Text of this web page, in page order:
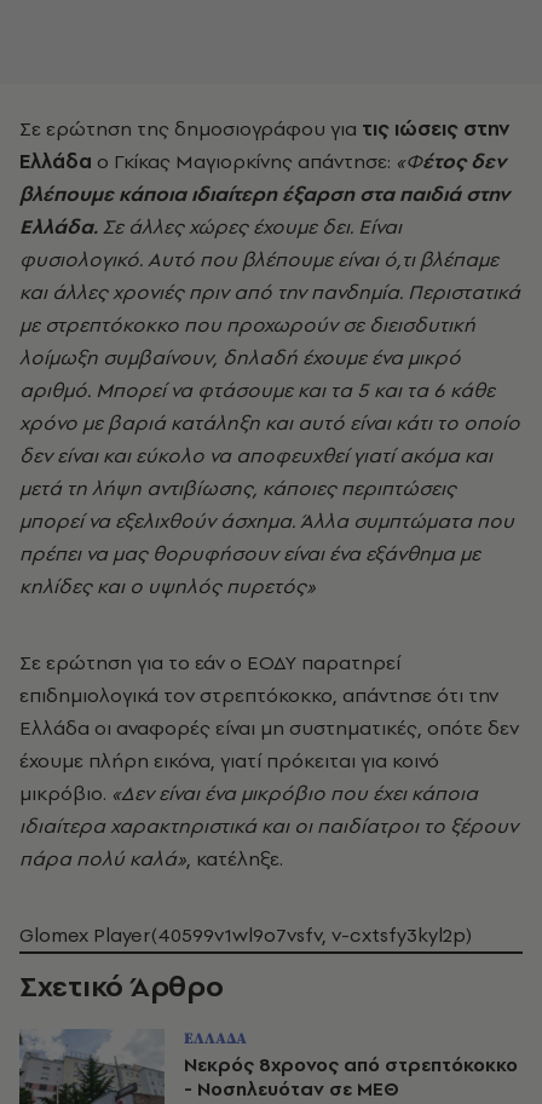
Σε ερώτηση της δημοσιογράφου για τις ιώσεις στην
Ελλάδα ο Γκίκας Μαγιορκίνης απάντησε: «Φέτος δεν
βλέπουμε κάποια ιδιαίτερη έξαρση στα παιδιά στην
Ελλάδα.Σε άλλες χώρες έχουμε δει. Είναι
φυσιολογικό.Αυτό που βλέπουμε είναι ό,τι βλέπαμε
και άλλες χρονιές πριν από την πανδημία. Περιστατικά
με στρεπτόκοκκο που προχωρούν σε διεισδυτική
λοίμωξη συμβαίνουν, δηλαδή έχουμε ένα μικρό
αριθμό. Μπορεί να φτάσουμε και τα 5 και τα 6 κάθε
χρόνο με βαριά κατάληξη και αυτό είναι κάτι το οποίο
δεν είναι και εύκολο να αποφευχθεί γιατί ακόμα και
μετά τη λήψη αντιβίωσης, κάποιες περιπτώσεις
μπορεί να εξελιχθούν άσχημα. Άλλα συμπτώματα που
πρέπει να μας θορυφήσουν είναι ένα εξάνθημα με
κηλίδες και ο υψηλός πυρετός»
Σε ερώτηση για το εάν ο ΕΟΔΥ παρατηρεί
επιδημιολογικά τον στρεπτόκοκκο, απάντησε ότι την
Ελλάδα οι αναφορές είναι μη συστηματικές, οπότε δεν
έχουμε πλήρη εικόνα, γιατί πρόκειται για κοινό
μικρόβιο. «Δεν είναι ένα μικρόβιο που έχει κάποια
ιδιαίτερα χαρακτηριστικά και οι παιδίατροι το ξέρουν
πάρα πολύ καλά», κατέληξε.
Glomex Player(40599v1wl9o7vsfv, v-cxtsfy3kyl2p)
Σχετικό Άρθρο
ΕΛΛΑΔΑ
Νεκρός 8χρονος από στρεπτόκοκκο
- Νοσηλευόταν σε ΜΕΘ